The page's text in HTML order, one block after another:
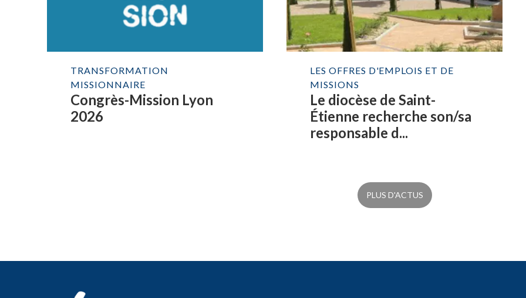
TRANSFORMATION
MISSIONNAIRE
Congrès-Mission Lyon
2026
LES OFFRES D'EMPLOIS ET DE
MISSIONS
Le diocèse de Saint-
Étienne recherche son/sa
responsable d...
PLUS D'ACTUS